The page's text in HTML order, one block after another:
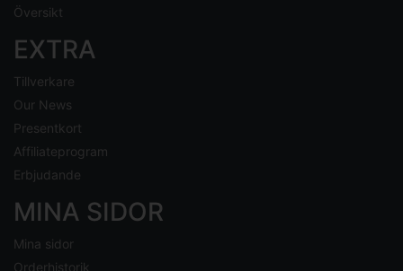
Översikt
EXTRA
Tillverkare
Our News
Presentkort
Affiliateprogram
Erbjudande
MINA SIDOR
Mina sidor
Orderhistorik